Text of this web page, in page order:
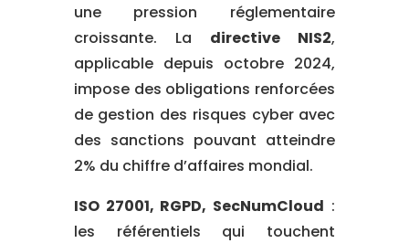
une pression réglementaire
croissante. La directive NIS2,
applicable depuis octobre 2024,
impose des obligations renforcées
de gestion des risques cyber avec
des sanctions pouvant atteindre
2% du chiffre d’affaires mondial.
ISO 27001, RGPD, SecNumCloud :
les référentiels qui touchent